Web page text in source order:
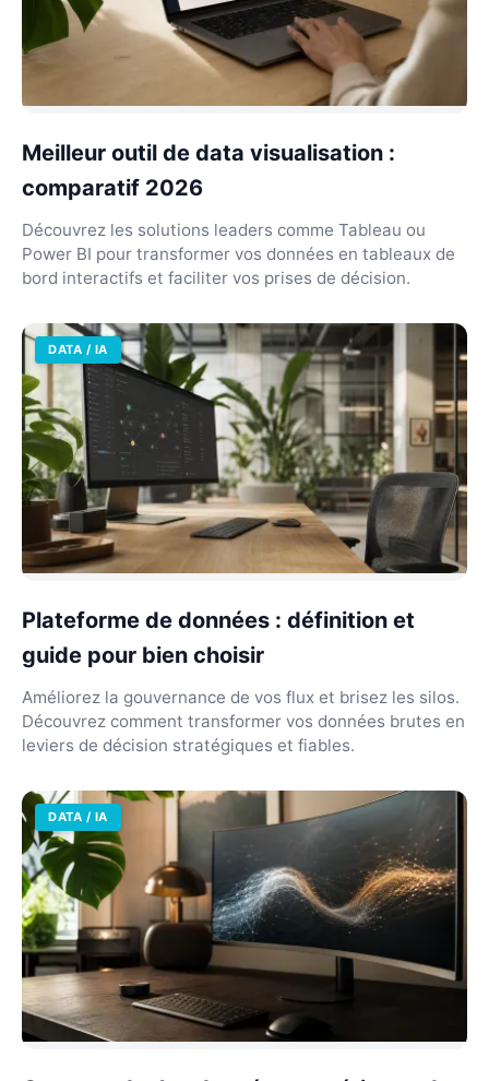
Meilleur outil de data visualisation :
comparatif 2026
Découvrez les solutions leaders comme Tableau ou
Power BI pour transformer vos données en tableaux de
bord interactifs et faciliter vos prises de décision.
DATA / IA
Plateforme de données : définition et
guide pour bien choisir
Améliorez la gouvernance de vos flux et brisez les silos.
Découvrez comment transformer vos données brutes en
leviers de décision stratégiques et fiables.
DATA / IA